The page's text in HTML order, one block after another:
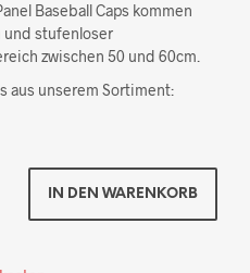
Baseball Caps kommen
und stufenloser
zwischen 50 und 60cm.
aus unserem Sortiment:
IN DEN WARENKORB